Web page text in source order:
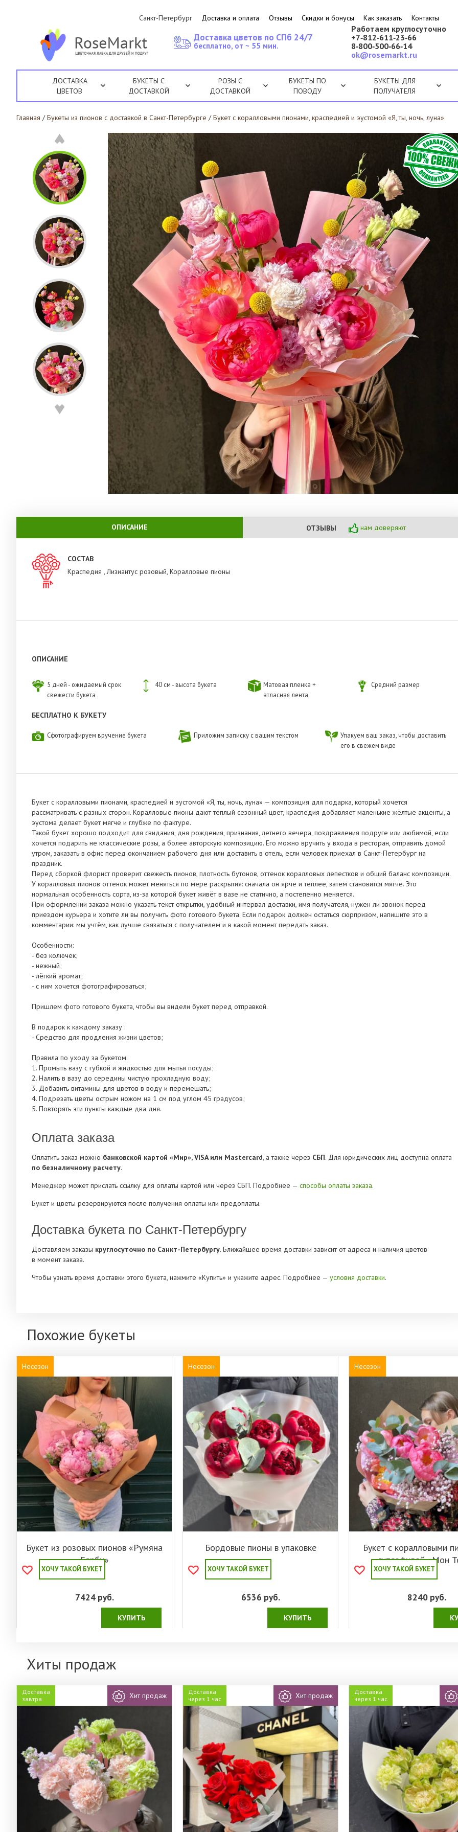
Санкт-Петербург Доставка и оплата Отзывы Скидки и бонусы Как заказать Контакты
Работаем круглосуточно
+7‑812‑611‑23‑66
8‑800‑500‑66‑14
ok@rosemarkt.ru
Доставка цветов по СПб 24/7
бесплатно, от ~ 55 мин.
ДОСТАВКА
ЦВЕТОВ
БУКЕТЫ С
ДОСТАВКОЙ
РОЗЫ С
ДОСТАВКОЙ
БУКЕТЫ ПО
ПОВОДУ
БУКЕТЫ ДЛЯ
ПОЛУЧАТЕЛЯ
Главная / Букеты из пионов с доставкой в Санкт-Петербурге / Букет с коралловыми пионами, краспедией и эустомой «Я, ты, ночь, луна»
ОПИСАНИЕ ОТЗЫВЫ нам доверяют
СОСТАВ
Краспедия , Лизиантус розовый, Коралловые пионы
ОПИСАНИЕ
5 дней - ожидаемый срок
свежести букета
40 см - высота букета
Матовая пленка +
атласная лента
Средний размер
БЕСПЛАТНО К БУКЕТУ
Сфотографируем вручение букета Приложим записку с вашим текстом
Упакуем ваш заказ, чтобы доставить
его в свежем виде
Букет с коралловыми пионами, краспедией и эустомой «Я, ты, ночь, луна» — композиция для подарка, который хочется
рассматривать с разных сторон. Коралловые пионы дают тёплый сезонный цвет, краспедия добавляет маленькие жёлтые акценты, а
эустома делает букет мягче и глубже по фактуре.
Такой букет хорошо подходит для свидания, дня рождения, признания, летнего вечера, поздравления подруге или любимой, если
хочется подарить не классические розы, а более авторскую композицию. Его можно вручить у входа в ресторан, отправить домой
утром, заказать в офис перед окончанием рабочего дня или доставить в отель, если человек приехал в Санкт-Петербург на
праздник.
Перед сборкой флорист проверит свежесть пионов, плотность бутонов, оттенок коралловых лепестков и общий баланс композиции.
У коралловых пионов оттенок может меняться по мере раскрытия: сначала он ярче и теплее, затем становится мягче. Это
нормальная особенность сорта, из-за которой букет живёт в вазе не статично, а постепенно меняется.
При оформлении заказа можно указать текст открытки, удобный интервал доставки, имя получателя, нужен ли звонок перед
приездом курьера и хотите ли вы получить фото готового букета. Если подарок должен остаться сюрпризом, напишите это в
комментарии: мы учтём, как лучше связаться с получателем и в какой момент передать заказ.
Особенности:
- без колючек;
- нежный;
- лёгкий аромат;
- с ним хочется фотографироваться;
Пришлем фото готового букета, чтобы вы видели букет перед отправкой.
В подарок к каждому заказу :
- Средство для продления жизни цветов;
Правила по уходу за букетом:
1. Промыть вазу с губкой и жидкостью для мытья посуды;
2. Налить в вазу до середины чистую прохладную воду;
3. Добавить витамины для цветов в воду и перемешать;
4. Подрезать цветы острым ножом на 1 см под углом 45 градусов;
5. Повторять эти пункты каждые два дня.
Оплата заказа
Оплатить заказ можно банковской картой «Мир», VISA или Mastercard, а также через СБП. Для юридических лиц доступна оплата
по безналичному расчету.
Менеджер может прислать ссылку для оплаты картой или через СБП. Подробнее — способы оплаты заказа.
Букет и цветы резервируются после получения оплаты или предоплаты.
Доставка букета по Санкт-Петербургу
Доставляем заказы круглосуточно по Санкт-Петербургу. Ближайшее время доставки зависит от адреса и наличия цветов
в момент заказа.
Чтобы узнать время доставки этого букета, нажмите «Купить» и укажите адрес. Подробнее — условия доставки.
Похожие букеты
Несезон
Букет из розовых пионов «Румяна
Барби»
7424руб.
ХОЧУ ТАКОЙ БУКЕТ
КУПИТЬ
Несезон
Бордовые пионы в упаковке
6536 руб.
ХОЧУ ТАКОЙ БУКЕТ
КУПИТЬ
Несезон
Букет с коралловыми
гипсофилой «Мон
8240руб.
ХОЧУ ТАКОЙ БУКЕТ
Хиты продаж
Доставка
завтра
Хит продаж
Доставка
через 1 час
Хит продаж
Доставка
через 1 час